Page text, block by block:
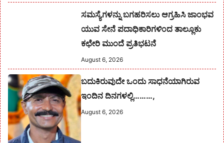
ಸಮಸ್ಯೆಗಳನ್ನು ಬಗಹರಿಸಲು ಆಗ್ರಹಿಸಿ ಜಾಂಭವ
ಯುವ ಸೇನೆ ಪದಾಧಿಕಾರಿಗಳಿಂದ ತಾಲ್ಲೂಕು
ಕಛೇರಿ ಮುಂದೆ ಪ್ರತಿಭಟನೆ
August 6, 2026
ಬದುಕಿರುವುದೇ ಒಂದು ಸಾಧನೆಯಾಗಿರುವ
ಇಂದಿನ ದಿನಗಳಲ್ಲಿ………,
August 6, 2026